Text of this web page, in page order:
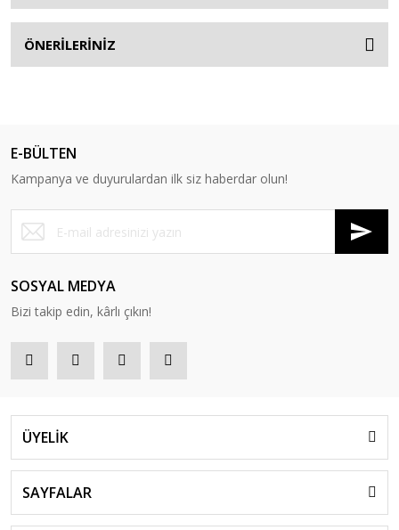
ÖNERİLERİNİZ
E-BÜLTEN
Kampanya ve duyurulardan ilk siz haberdar olun!
SOSYAL MEDYA
Bizi takip edin, kârlı çıkın!
ÜYELİK
SAYFALAR